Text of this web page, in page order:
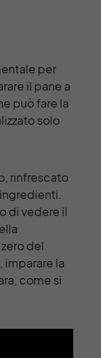
per
il pane a
può fare la
solo
rinfrescato
di vedere il
del
imparare la
come si